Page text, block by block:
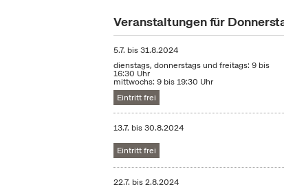
Veranstaltungen für
5.7. bis31.8.2024
dienstags, donnerstags und freitags: 9 bis
16:30 Uhr
mittwochs: 9 bis 19:30 Uhr
Eintritt frei
13.7. bis30.8.2024
Eintritt frei
22.7. bis2.8.2024